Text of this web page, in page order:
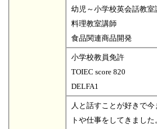
幼児～小学校英会話教室
料理教室講師
食品関連商品開発
小学校教員免許
TOIEC score 820
DELFA1
人と話すことが好きで
トや仕事をしてきました。